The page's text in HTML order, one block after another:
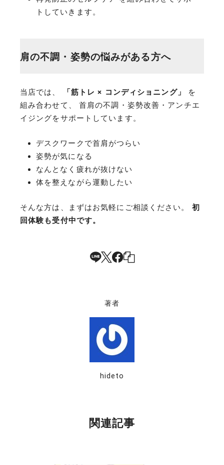
トしていきます。
肩の不調・姿勢の悩みがある方へ
当店では、 「筋トレ × コンディショニング」
を
組み合わせて、 首肩の不調・姿勢改善・アンチエ
イジングをサポートしています。
デスクワークで首肩がつらい
姿勢が気になる
なんとなく疲れが抜けない
体を整えながら運動したい
そんな方は、まずはお気軽にご相談ください。 初
回体験も受付中です。
著者
hideto
関連記事